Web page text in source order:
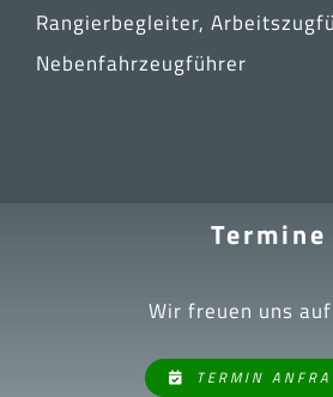
Rangierbegleiter,
Nebenfahrzeugführer
Termine
Wir freuen uns
TERMIN